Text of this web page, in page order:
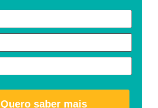
Quero saber mais